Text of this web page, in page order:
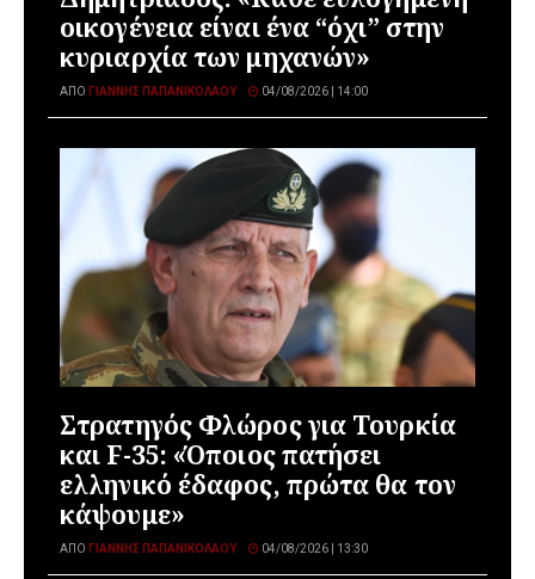
οικογένεια είναι ένα “όχι” στην
κυριαρχία των μηχανών»
ΑΠΌ ΓΙΆΝΝΗΣ ΠΑΠΑΝΙΚΟΛΆΟΥ 04/08/2026 | 14:00
Στρατηγός Φλώρος για Τουρκία
και F-35: «Όποιος πατήσει
ελληνικό έδαφος, πρώτα θα τον
κάψουμε»
ΑΠΌ ΓΙΆΝΝΗΣ ΠΑΠΑΝΙΚΟΛΆΟΥ 04/08/2026 | 13:30